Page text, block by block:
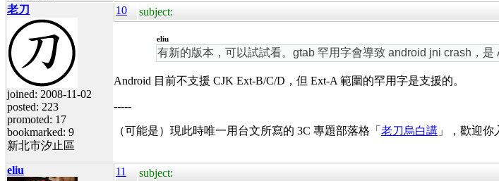
老刀
joined: 2008-11-02
posted: 223
promoted: 17
bookmarked: 9
新北市汐止區
10 subject:
eliu
有新的版本，可以試試看。gtab 罕用字會導致 android jni crash，是
Android 目前不支援 CJK Ext-B/C/D，但 Ext-A 範圍的罕用字是支援的。
-----
（可能是）現此時唯一用台文所寫的 3C 專題部落格「 老刀烏白講 」，歡迎你
eliu 11 subject: